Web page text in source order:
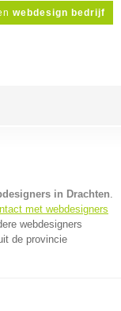
webdesign bedrijf
in Drachten.
met webdesigners
webdesigners
de provincie